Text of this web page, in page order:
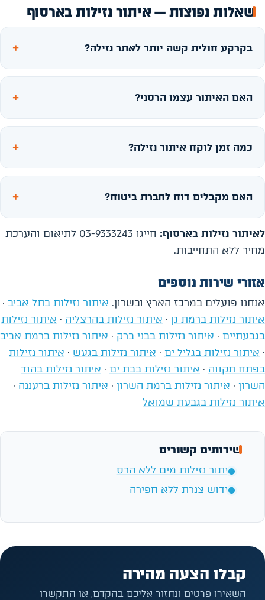
שאלות נפוצות — איתור נזילות בארסוף
בקרקע חולית קשה יותר לאתר נזילה?
האם האיתור עצמו הרסני?
כמה זמן לוקח איתור נזילה?
האם מקבלים דוח לחברת ביטוח?
לאיתור נזילות בארסוף:
חייגו 03-9333243 לתיאום והערכת
מחיר ללא התחייבות.
אזורי שירות נוספים
אנחנו פועלים במרכז הארץ ובשרון. איתור נזילות בתל אביב ·
איתור נזילות ברמת גן · איתור נזילות בהרצליה · איתור נזילות
בגבעתיים · איתור נזילות בבני ברק · איתור נזילות ברמת אביב
· איתור נזילות בגליל ים · איתור נזילות בגעש · איתור נזילות
בפתח תקווה · איתור נזילות בבת ים · איתור נזילות בהוד
השרון · איתור נזילות ברמת השרון · איתור נזילות ברעננה ·
איתור נזילות בגבעת שמואל
שירותים קשורים
איתור נזילות מים ללא הרס
חידוש צנרת ללא חפירה
קבלו הצעה מהירה
השאירו פרטים ונחזור אליכם בהקדם, או התקשרו